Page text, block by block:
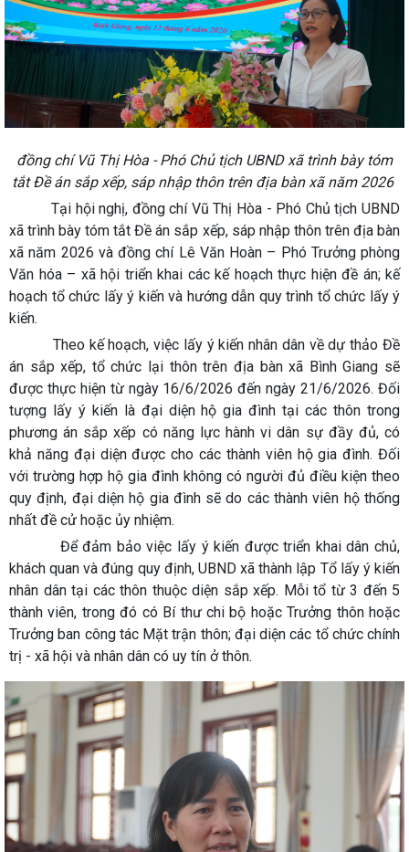
đồng chí Vũ Thị Hòa - Phó Chủ tịch UBND xã trình bày tóm
tắt Đề án sắp xếp, sáp nhập thôn trên địa bàn xã năm 2026
Tại hội nghị, đồng chí Vũ Thị Hòa - Phó Chủ tịch UBND
xã trình bày tóm tắt Đề án sắp xếp, sáp nhập thôn trên địa bàn
xã năm 2026 và đồng chí Lê Văn Hoàn – Phó Trưởng phòng
Văn hóa – xã hội triển khai các kế hoạch thực hiện đề án; kế
hoạch tổ chức lấy ý kiến và hướng dẫn quy trình tổ chức lấy ý
kiến.
Theo kế hoạch, việc lấy ý kiến nhân dân về dự thảo Đề
án sắp xếp, tổ chức lại thôn trên địa bàn xã Bình Giang sẽ
được thực hiện từ ngày 16/6/2026 đến ngày 21/6/2026. Đối
tượng lấy ý kiến là đại diện hộ gia đình tại các thôn trong
phương án sắp xếp có năng lực hành vi dân sự đầy đủ, có
khả năng đại diện được cho các thành viên hộ gia đình. Đối
với trường hợp hộ gia đình không có người đủ điều kiện theo
quy định, đại diện hộ gia đình sẽ do các thành viên hộ thống
nhất đề cử hoặc ủy nhiệm.
Để đảm bảo việc lấy ý kiến được triển khai dân chủ,
khách quan và đúng quy định, UBND xã thành lập Tổ lấy ý kiến
nhân dân tại các thôn thuộc diện sắp xếp. Mỗi tổ từ 3 đến 5
thành viên, trong đó có Bí thư chi bộ hoặc Trưởng thôn hoặc
Trưởng ban công tác Mặt trận thôn; đại diện các tổ chức chính
trị - xã hội và nhân dân có uy tín ở thôn.